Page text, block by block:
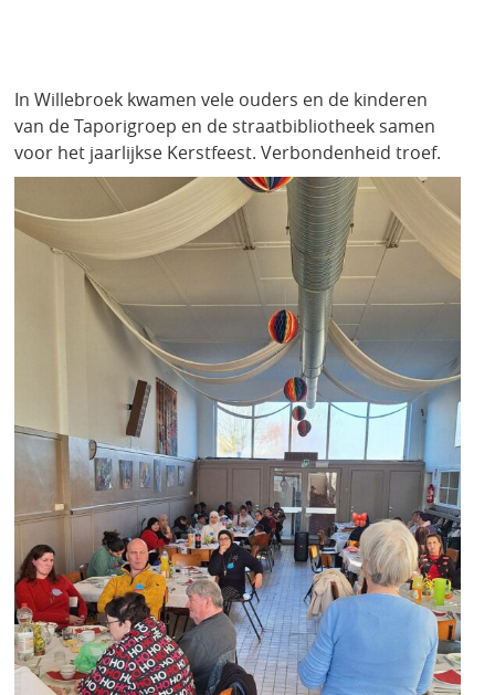
In Willebroek kwamen vele ouders en de kinderen
van de Taporigroep en de straatbibliotheek samen
voor het jaarlijkse Kerstfeest. Verbondenheid troef.